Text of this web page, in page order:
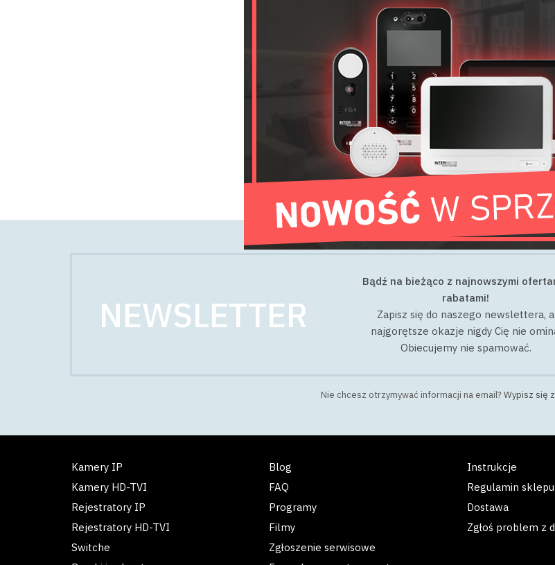
NEWSLETTER
Bądź na bieżąco z najnowszymi
rabatami!
Zapisz się do naszego newslettera, a
najgorętsze okazje nigdy Cię nie
Obiecujemy nie spamować.
Nie chcesz otrzymywać informacji na email?Wypisz się
Kamery IP
Kamery HD-TVI
Rejestratory IP
Rejestratory HD-TVI
Switche
Blog
FAQ
Programy
Filmy
Zgłoszenie serwisowe
Instrukcje
Regulamin
Dostawa
Zgłoś problem z